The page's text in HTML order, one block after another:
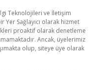
Teknolojileri ve İletişim
Yer Sağlayıcı olarak hizmet
proaktif olarak denetleme
Ancak, üyelerimiz
olup, siteye üye olarak